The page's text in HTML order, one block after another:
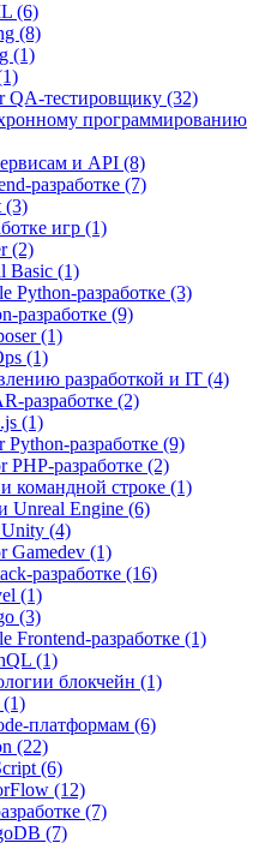
(6)
(8)
(1)
QA-тестировщику (32)
программированию
и API (8)
(7)
(3)
игр (1)
(2)
Basic (1)
Python-разработке (3)
разработке (9)
(1)
(1)
разработкой и IT (4)
(2)
(1)
разработке (9)
PHP-разработке (2)
командной строке (1)
Unreal Engine (6)
(4)
Gamedev (1)
(16)
(1)
(3)
Frontend-разработке (1)
(1)
блокчейн (1)
(6)
(22)
(6)
(12)
(7)
(7)